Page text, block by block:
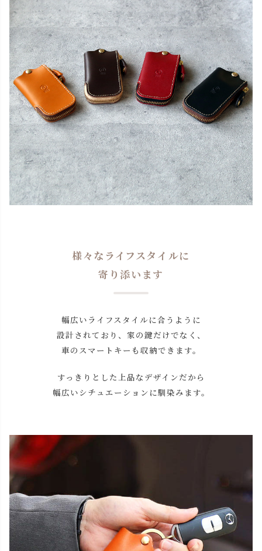
様々なライフスタイルに
寄り添います
幅広いライフスタイルに合うように
設計されており、家の鍵だけでなく、
車のスマートキーも収納できます。
すっきりとした上品なデザインだから
幅広いシチュエーションに馴染みます。